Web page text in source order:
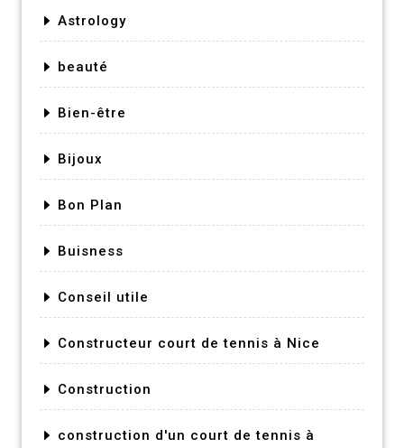
Astrology
beauté
Bien-être
Bijoux
Bon Plan
Buisness
Conseil utile
Constructeur court de tennis à Nice
Construction
construction d'un court de tennis à